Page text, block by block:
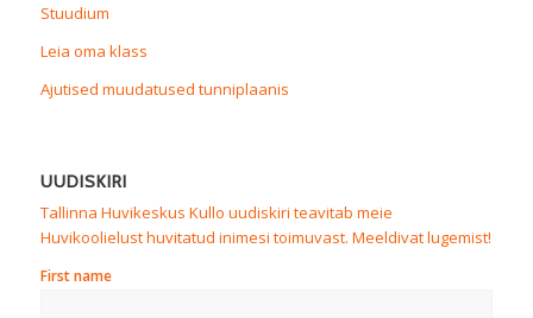
Stuudium
Leia oma klass
Ajutised muudatused tunniplaanis
UUDISKIRI
Tallinna Huvikeskus Kullo uudiskiri teavitab meie
Huvikoolielust huvitatud inimesi toimuvast. Meeldivat lugemist!
First name